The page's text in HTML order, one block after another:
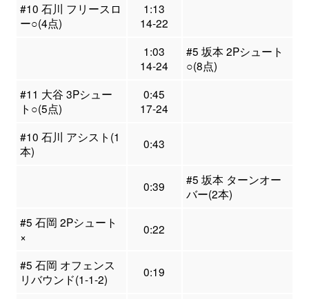
#10 石川 フリースロ
ー○(4点)
1:13
14-22
1:03
14-24
#5 坂本 2Pシュート
○(8点)
#11 大谷 3Pシュー
ト○(5点)
0:45
17-24
#10 石川 アシスト(1
本)
0:43
0:39
#5 坂本 ターンオー
バー(2本)
#5 石岡 2Pシュート
×
0:22
#5 石岡 オフェンス
リバウンド(1-1-2)
0:19